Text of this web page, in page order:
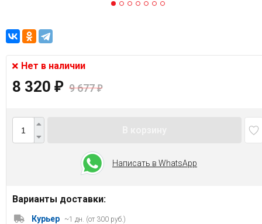
Нет в наличии
8 320 ₽ 9 677₽
Написать в WhatsApp
Варианты доставки:
Курьер ~1 дн. (от 300 руб.)